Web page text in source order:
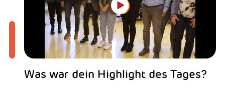
Was war dein Highlight des Tages?